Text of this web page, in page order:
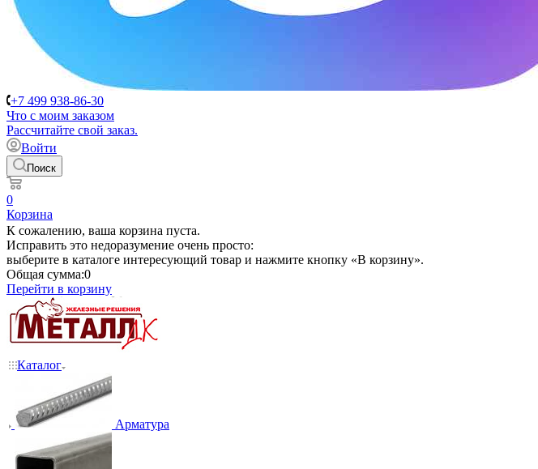
+7 499 938-86-30
Что с моим заказом
Расcчитайте свой заказ.
Войти
Поиск
0
Корзина
К сожалению, ваша корзина пуста.
Исправить это недоразумение очень просто:
выберите в каталоге интересующий товар и нажмите кнопку «В корзину».
Общая сумма:0
Перейти в корзину
Каталог
Арматура